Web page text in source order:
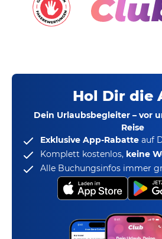
Hol Dir die
Dein Urlaubsbegleiter – vor
Reise
Exklusive App-Rabatte auf
Komplett kostenlos, keine
Alle Buchungsinfos immer